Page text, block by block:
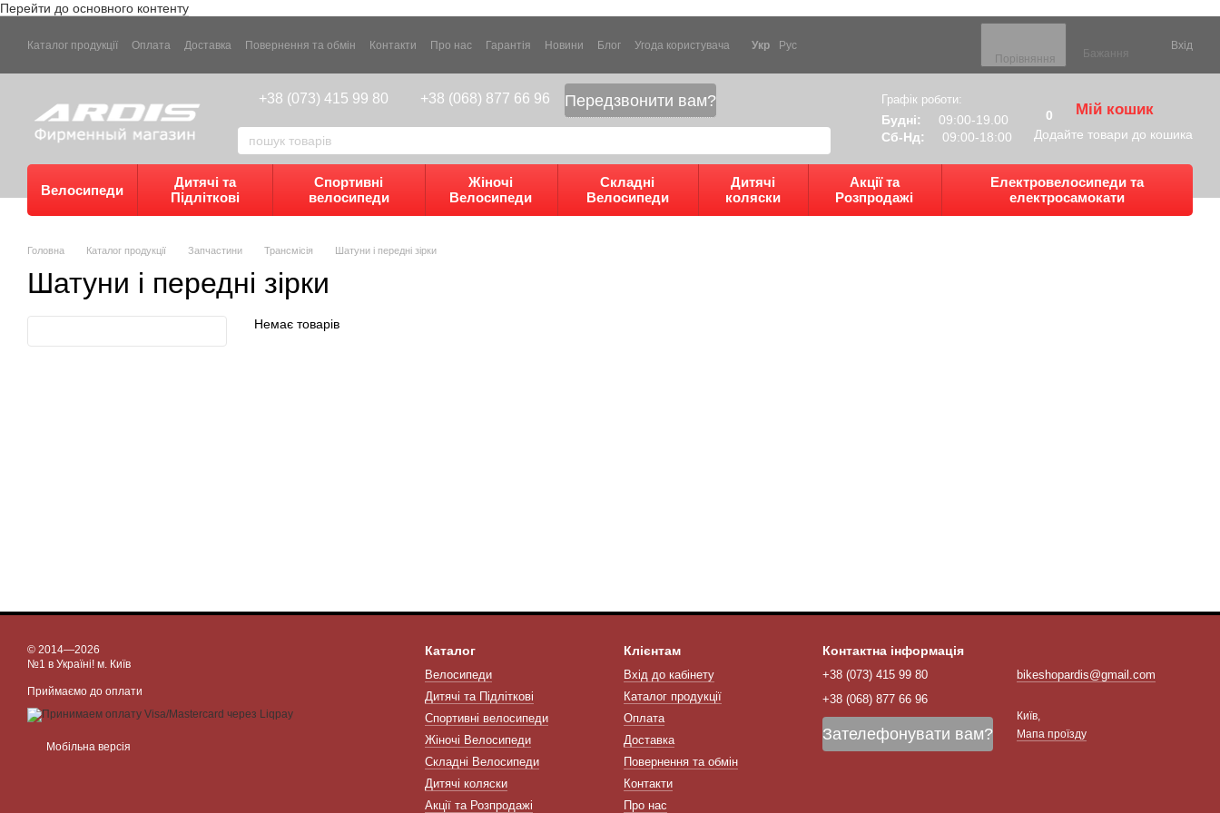
Перейти до основного контенту
Каталог продукції Оплата Доставка Повернення та обмін Контакти Про нас Гарантія Новини Блог Угода користувача Укр
Рус
Порівняння
Бажання
Вхід
+38 (073) 415 99 80 +38 (068) 877 66 96 Передзвонити вам? Графік роботи:
Будні:
09:00-19.00
Сб-Нд:
09:00-18:00
0 Мій кошик
Додайте товари до кошика
Велосипеди
Дитячі та
Підліткові
Спортивні
велосипеди
Жіночі
Велосипеди
Складні
Велосипеди
Дитячі
коляски
Акції та
Розпродажі
Електровелосипеди та
електросамокати
Головна Каталог продукції Запчастини Трансмісія Шатуни і передні зірки
Шатуни і передні зірки
Немає товарів
© 2014—2026
№1 в Україні! м. Київ
Приймаємо до оплати
Мобільна версія
Каталог
Велосипеди
Дитячі та Підліткові
Спортивні велосипеди
Жіночі Велосипеди
Складні Велосипеди
Дитячі коляски
Акції та Розпродажі
Клієнтам
Вхід до кабінету
Каталог продукції
Оплата
Доставка
Повернення та обмін
Контакти
Про нас
Контактна інформація
+38 (073) 415 99 80
+38 (068) 877 66 96
Зателефонувати вам?
bikeshopardis@gmail.com
Київ,
Мапа проїзду